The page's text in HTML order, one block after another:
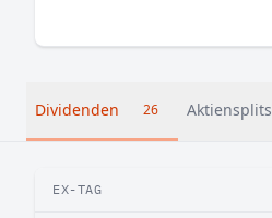
Dividenden 26 Aktiensplits
EX-TAG